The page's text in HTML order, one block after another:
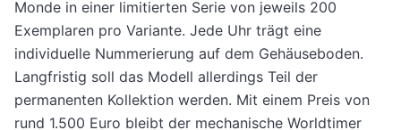
Monde in einer limitierten Serie von jeweils 200
Exemplaren pro Variante. Jede Uhr trägt eine
individuelle Nummerierung auf dem Gehäuseboden.
Langfristig soll das Modell allerdings Teil der
permanenten Kollektion werden. Mit einem Preis von
rund 1.500 Euro bleibt der mechanische Worldtimer